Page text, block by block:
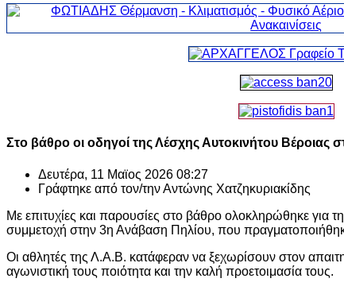
Στο βάθρο οι οδηγοί της Λέσχης Αυτοκινήτου Βέροιας
Δευτέρα, 11 Μαϊος 2026 08:27
Γράφτηκε από τον/τηνΑντώνης Χατζηκυριακίδης
Με επιτυχίες και παρουσίες στο βάθρο ολοκληρώθηκε για
συμμετοχή στην 3η Ανάβαση Πηλίου, που
Οι αθλητές της Λ.Α.Β. κατάφεραν να ξεχωρίσουν στον
αγωνιστική τους ποιότητα και την καλή προετοιμασία τους.